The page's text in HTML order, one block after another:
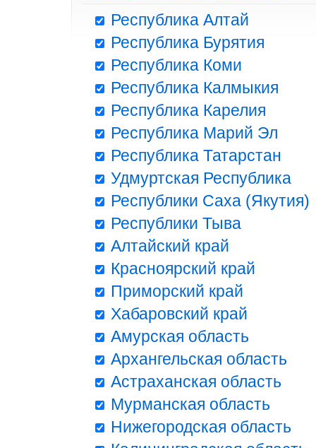
Республика Алтай
Республика Бурятия
Республика Коми
Республика Калмыкия
Республика Карелия
Республика Марий Эл
Республика Татарстан
Удмуртская Республика
Республики Саха (Якутия)
Республики Тыва
Алтайский край
Красноярский край
Приморский край
Хабаровский край
Амурская область
Архангельская область
Астраханская область
Мурманская область
Нижегородская область